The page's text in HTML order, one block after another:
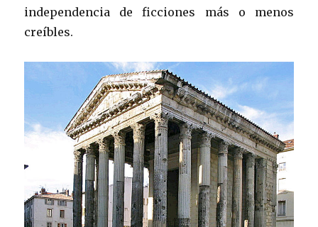
independencia de ficciones más o menos
creíbles.